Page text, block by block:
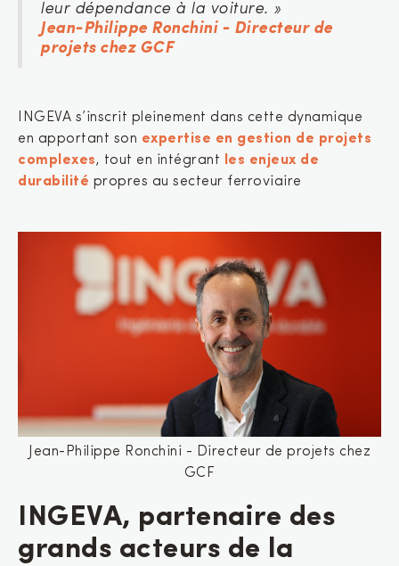
leur dépendance à la voiture. »
Jean-Philippe Ronchini - Directeur de
projets chez GCF
INGEVA s’inscrit pleinement dans cette dynamique
en apportant son expertise en gestion de projets
complexes, tout en intégrant les enjeux de
durabilité propres au secteur ferroviaire
Jean-Philippe Ronchini - Directeur de projets chez
GCF
INGEVA, partenaire des
grands acteurs de la